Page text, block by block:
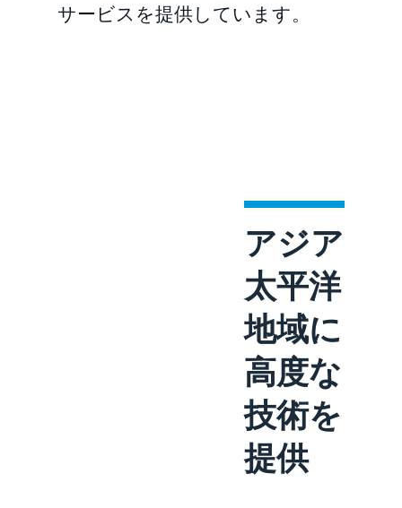
サービスを提供しています。
アジア
太平洋
地域に
高度な
技術を
提供